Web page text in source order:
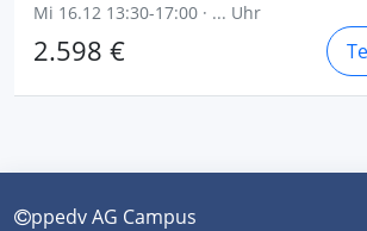
Mi 16.12 13:30-17:00 · ... Uhr
2.598 €
ppedv AG Campus